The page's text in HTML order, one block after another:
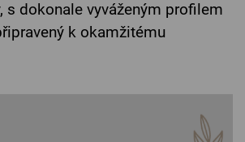
s dokonale vyváženým profilem
k okamžitému